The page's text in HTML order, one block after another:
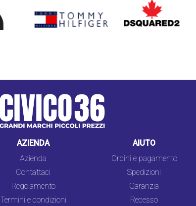
AZIENDA
Azienda
Contattaci
Regolamento
Termini e condizioni
AIUTO
Ordini e pagamento
Spedizioni
Garanzia
Recesso